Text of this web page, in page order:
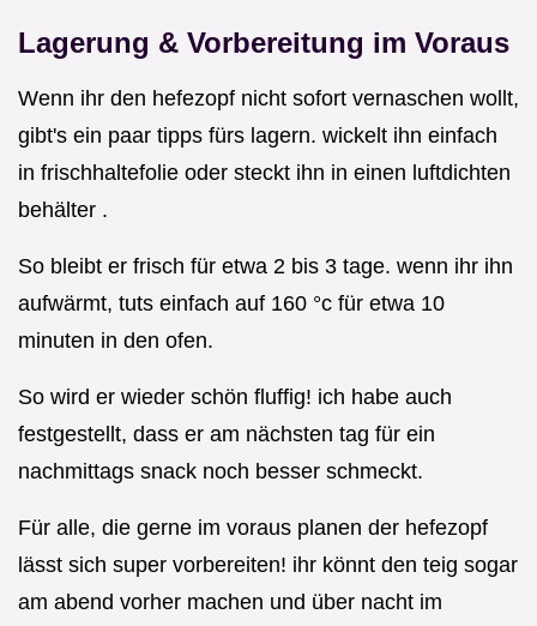
Lagerung & Vorbereitung im Voraus
Wenn ihr den hefezopf nicht sofort vernaschen wollt,
gibt's ein paar tipps fürs lagern. wickelt ihn einfach
in frischhaltefolie oder steckt ihn in einen luftdichten
behälter .
So bleibt er frisch für etwa 2 bis 3 tage. wenn ihr ihn
aufwärmt, tuts einfach auf 160 °c für etwa 10
minuten in den ofen.
So wird er wieder schön fluffig! ich habe auch
festgestellt, dass er am nächsten tag für ein
nachmittags snack noch besser schmeckt.
Für alle, die gerne im voraus planen der hefezopf
lässt sich super vorbereiten! ihr könnt den teig sogar
am abend vorher machen und über nacht im